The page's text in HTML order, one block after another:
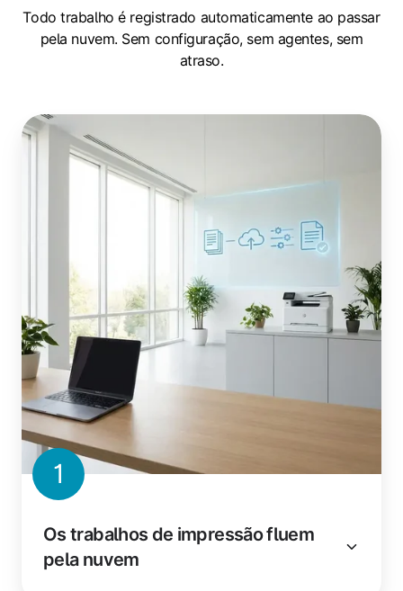
Todo trabalho é registrado automaticamente ao passar
pela nuvem. Sem configuração, sem agentes, sem
atraso.
1
Os trabalhos de impressão fluem
pela nuvem